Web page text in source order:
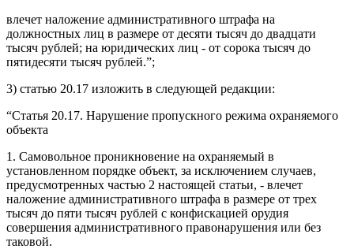
влечет наложение административного штрафа на
должностных лиц в размере от десяти тысяч до двадцати
тысяч рублей; на юридических лиц - от сорока тысяч до
пятидесяти тысяч рублей.”;
3) статью 20.17 изложить в следующей редакции:
“Статья 20.17. Нарушение пропускного режима охраняемого
объекта
1. Самовольное проникновение на охраняемый в
установленном порядке объект, за исключением случаев,
предусмотренных частью 2 настоящей статьи, - влечет
наложение административного штрафа в размере от трех
тысяч до пяти тысяч рублей с конфискацией орудия
совершения административного правонарушения или без
таковой.